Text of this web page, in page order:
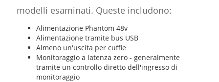
modelli esaminati. Queste includono:
Alimentazione Phantom 48v
Alimentazione tramite bus USB
Almeno un'uscita per cuffie
Monitoraggio a latenza zero - generalmente
tramite un controllo diretto dell'ingresso di
monitoraggio